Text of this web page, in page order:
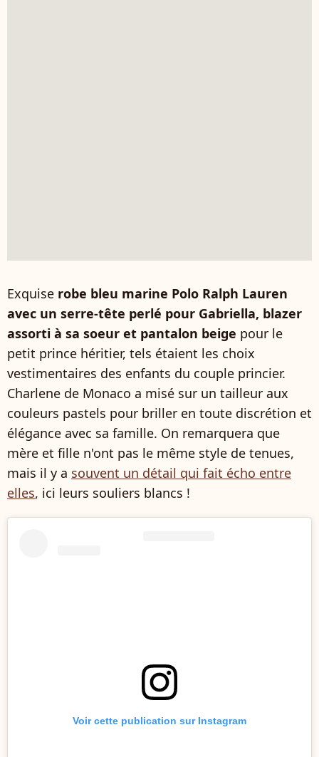
Exquise robe bleu marine Polo Ralph Lauren
avec un serre-tête perlé pour Gabriella, blazer
assorti à sa soeur et pantalon beige pour le
petit prince héritier, tels étaient les choix
vestimentaires des enfants du couple princier.
Charlene de Monaco a misé sur un tailleur aux
couleurs pastels pour briller en toute discrétion et
élégance avec sa famille. On remarquera que
mère et fille n'ont pas le même style de tenues,
mais il y a souvent un détail qui fait écho entre
elles, ici leurs souliers blancs !
Voir cette publication sur Instagram